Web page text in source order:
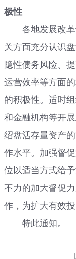
极性
各地发展改革
关方面充分认识
隐性债务风险、
运营效率等方面
的积极性。适时
和金融机构等开
绍盘活存量资产
作水平。加强督
位以适当方式给
不力的加大督促
作，为扩大有效
特此通知。